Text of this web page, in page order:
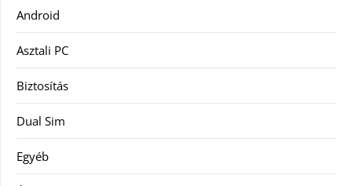
Android
Asztali PC
Biztosítás
Dual Sim
Egyéb